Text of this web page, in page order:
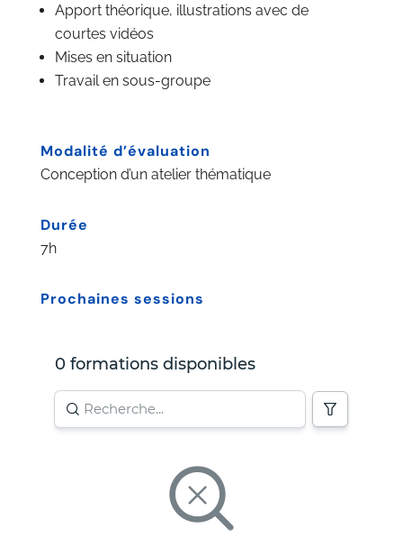
Apport théorique, illustrations avec de
courtes vidéos
Mises en situation
Travail en sous-groupe
Modalité d’évaluation
Conception d’un atelier thématique
Durée
7h
Prochaines sessions
0 formations disponibles